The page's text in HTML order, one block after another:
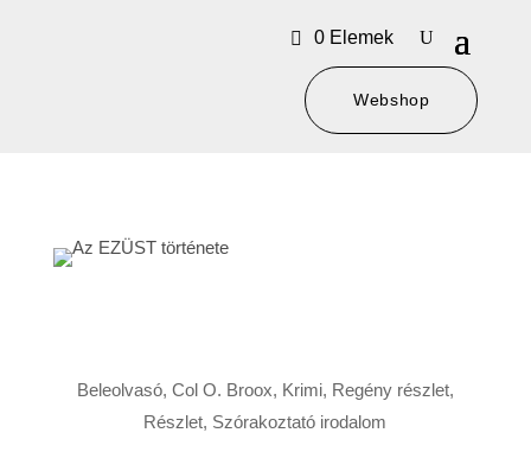
0 Elemek
Webshop
Beleolvasó, Col O. Broox, Krimi, Regény részlet,
Részlet, Szórakoztató irodalom